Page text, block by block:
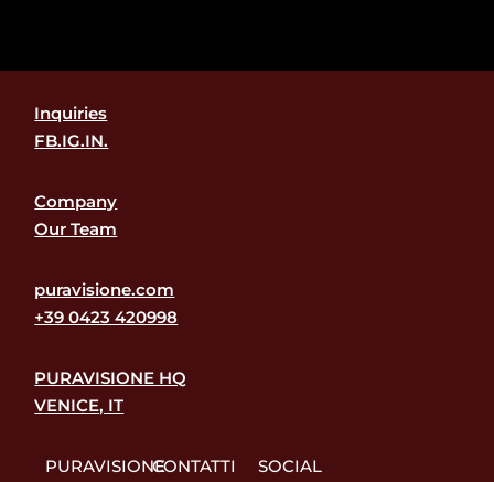
Inquiries
FB.IG.IN.
Company
Our Team
puravisione.com
+39 0423 420998
PURAVISIONE HQ
VENICE, IT
PURAVISIONECONTATTI
SOCIAL